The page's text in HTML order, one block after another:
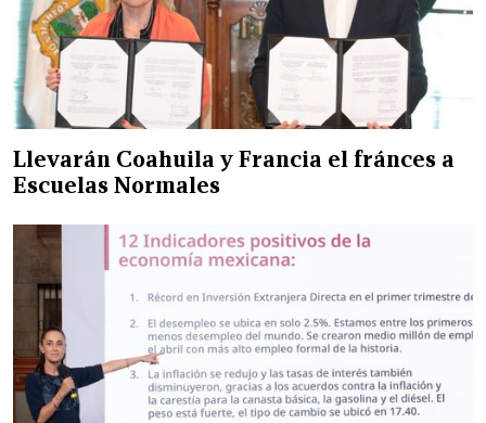
Llevarán Coahuila y Francia el fránces a
Escuelas Normales